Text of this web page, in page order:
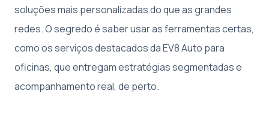
soluções mais personalizadas do que as grandes
redes. O segredo é saber usar as ferramentas certas,
como os serviços destacados da EV8 Auto para
oficinas, que entregam estratégias segmentadas e
acompanhamento real, de perto.